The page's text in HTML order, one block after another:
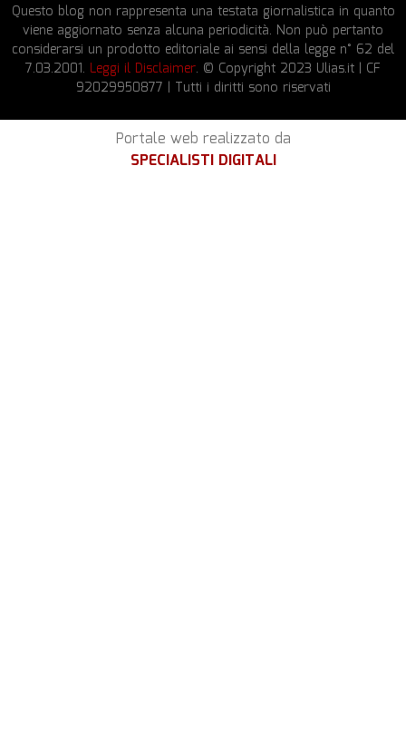
Questo blog non rappresenta una testata giornalistica in quanto
viene aggiornato senza alcuna periodicità. Non può pertanto
considerarsi un prodotto editoriale ai sensi della legge n° 62 del
7.03.2001. Leggi il Disclaimer. © Copyright 2023 Ulias.it | CF
92029950877 | Tutti i diritti sono riservati
Portale web realizzato da
SPECIALISTI DIGITALI